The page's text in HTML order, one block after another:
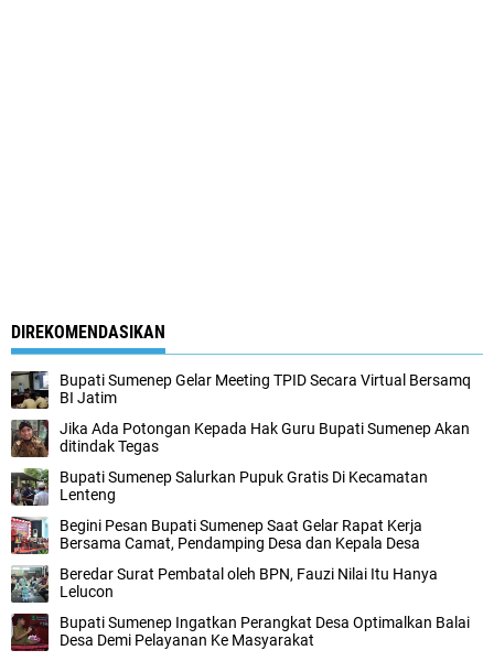
DIREKOMENDASIKAN
Bupati Sumenep Gelar Meeting TPID Secara Virtual Bersamq
BI Jatim
Jika Ada Potongan Kepada Hak Guru Bupati Sumenep Akan
ditindak Tegas
Bupati Sumenep Salurkan Pupuk Gratis Di Kecamatan
Lenteng
Begini Pesan Bupati Sumenep Saat Gelar Rapat Kerja
Bersama Camat, Pendamping Desa dan Kepala Desa
Beredar Surat Pembatal oleh BPN, Fauzi Nilai Itu Hanya
Lelucon
Bupati Sumenep Ingatkan Perangkat Desa Optimalkan Balai
Desa Demi Pelayanan Ke Masyarakat